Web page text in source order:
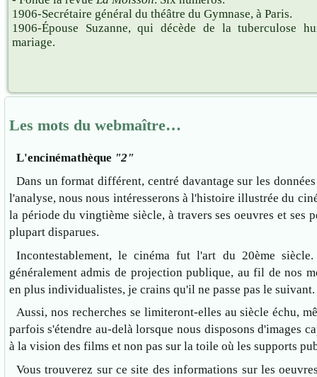
1906-Secrétaire général du théâtre du Gymnase, à Paris.
1906-Épouse Suzanne, qui décède de la tuberculose
mariage.
Les mots du webmaître…
L'encinémathèque "2"
Dans un format différent, centré davantage sur les
l'analyse, nous nous intéresserons à l'histoire illustrée du
la période du vingtième siècle, à travers ses oeuvres et ses
plupart disparues.
Incontestablement, le cinéma fut l'art du 20ème
généralement admis de projection publique, au fil de nos
en plus individualistes, je crains qu'il ne passe pas le suivant.
Aussi, nos recherches se limiteront-elles au siècle échu,
parfois s'étendre au-delà lorsque nous disposons d'images
à la vision des films et non pas sur la toile où les supports
Vous trouverez sur ce site des informations sur les